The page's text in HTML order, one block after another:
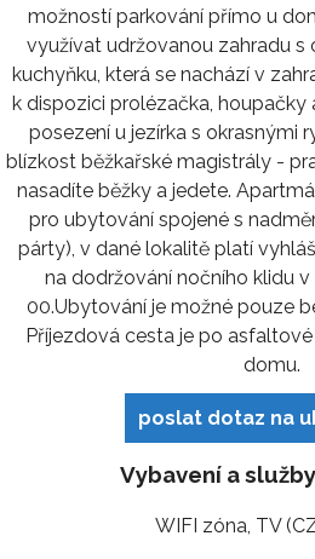
možností parkování přímo u
využívat udržovanou zahradu s
kuchyňku, která se nachází v
k dispozici prolézačka, houpačky
posezení u jezírka s okrasnými
blízkost běžkařské magistrály -
nasadíte běžky a jedete.
pro ubytování spojené s
párty), v dané lokalitě platí
na dodržování nočního klidu
00.Ubytování je možné pouze
Příjezdová cesta je po
domu.
poslat dotaz na
Vybavení a
WIFI zóna, TV